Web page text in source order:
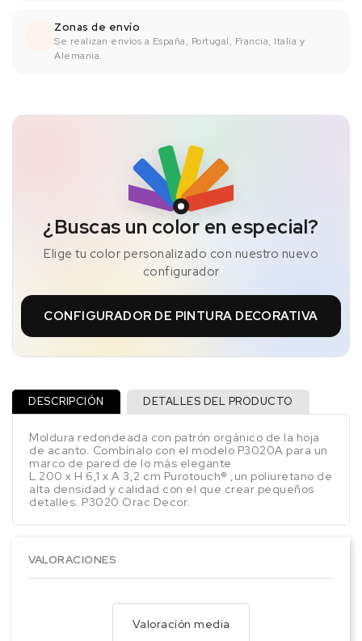
Zonas de envío
Se realizan envíos a España, Portugal, Francia, Italia y
Alemania.
¿Buscas un color en especial?
Elige tu color personalizado con nuestro nuevo
configurador
CONFIGURADOR DE PINTURA DECORATIVA
DESCRIPCIÓN DETALLES DEL PRODUCTO
Moldura redondeada con patrón orgánico de la hoja
de acanto. Combínalo con el modelo P3020A para un
marco de pared de lo más elegante
L 200 x H 6,1 x A 3,2 cm Purotouch® ,un poliuretano de
alta densidad y calidad con el que crear pequeños
detalles. P3020 Orac Decor.
VALORACIONES
Valoración media